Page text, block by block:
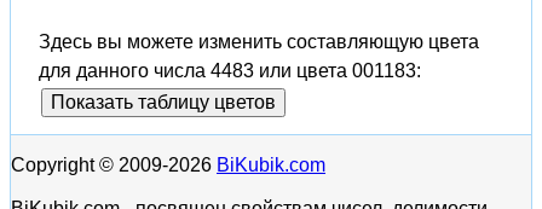
Здесь вы можете изменить составляющую цвета
для данного числа 4483 или цвета 001183:
Показать таблицу цветов
Copyright © 2009-2026 BiKubik.com